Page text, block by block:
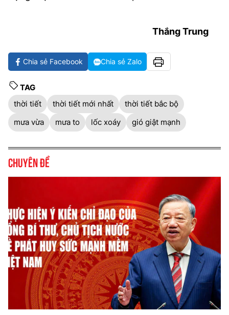
Thắng Trung
Chia sẻ Facebook Chia sẻ Zalo
TAG
thời tiết
thời tiết mới nhất
thời tiết bắc bộ
mưa vừa
mưa to lốc xoáy gió giật mạnh
Chuyên đề